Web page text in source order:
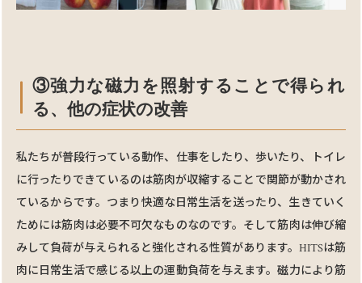
③強⼒な磁⼒を照射することで得られ
る、他の症状の改善
私たちが普段⾏っている動作、仕事をしたり、歩いたり、トイレ
に⾏ったりできているのは筋肉が収縮することで関節が動かされ
ているからです。つまり快適な⽇常生活を送ったり、生きていく
ためには筋肉は必要不可欠なものなのです。そして筋肉は伸び縮
みして負荷が与えられると強化される性質があります。HITSは筋
肉に日常生活で感じる以上の運動負荷を与えます。磁⼒により筋